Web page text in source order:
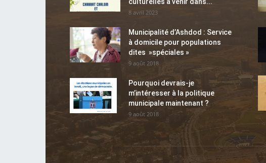
8 avril 2023
Municipalité d’Ashdod : Service
à domicile pour populations
dites »spéciales »
9 août 2018
Pourquoi devrais-je
m’intéresser à la politique
municipale maintenant ?
9 août 2018